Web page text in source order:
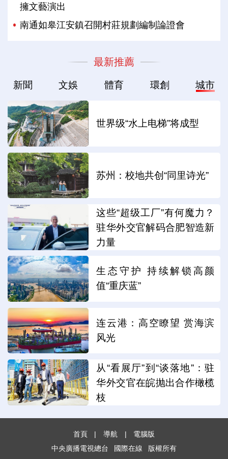
擁文藝演出
南通如皋江安鎮召開村莊規劃編制論證會
最新推薦
新聞 文娛 體育 環創 城市
世界级“水上电梯”将成型
苏州：校地共创“同里诗光”
这些“超级工厂”有何魔力？
驻华外交官解码合肥智造新
力量
生态守护 持续解锁高颜
值“重庆蓝”
连云港：高空瞭望 赏海滨
风光
从“看展厅”到“谈落地”：驻
华外交官在皖抛出合作橄榄
枝
首頁 | 導航 |
電腦版
中央廣播電視總台
國際在線 版權所有